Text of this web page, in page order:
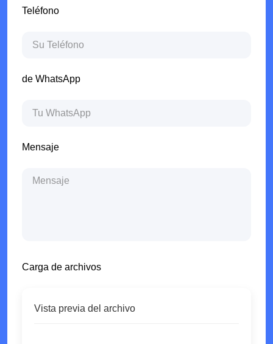
Teléfono
de WhatsApp
Mensaje
Carga de archivos
Vista previa del archivo